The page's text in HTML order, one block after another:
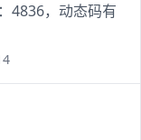
4836，动态码有